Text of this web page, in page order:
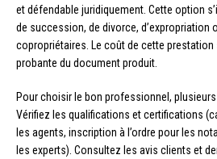
et défendable juridiquement. Cette option
de succession, de divorce, d’expropriation
copropriétaires. Le coût de cette prestation
probante du document produit.
Pour choisir le bon professionnel,
Vérifiez les qualifications et certifications
les agents, inscription à l’ordre pour les
les experts). Consultez les avis clients et